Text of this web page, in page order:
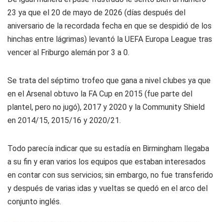
23 ya que el 20 de mayo de 2026 (días después del
aniversario de la recordada fecha en que se despidió de los
hinchas entre lágrimas) levantó la UEFA Europa League tras
vencer al Friburgo alemán por 3 a 0.
Se trata del séptimo trofeo que gana a nivel clubes ya que
en el Arsenal obtuvo la FA Cup en 2015 (fue parte del
plantel, pero no jugó), 2017 y 2020 y la Community Shield
en 2014/15, 2015/16 y 2020/21.
Todo parecía indicar que su estadía en Birmingham llegaba
a su fin y eran varios los equipos que estaban interesados
en contar con sus servicios; sin embargo, no fue transferido
y después de varias idas y vueltas se quedó en el arco del
conjunto inglés.